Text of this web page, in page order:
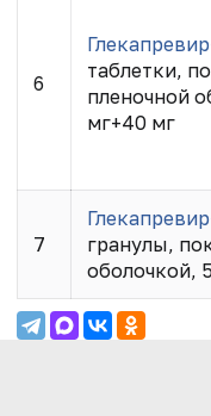
6
таблетки,
пленочной
мг+40 мг
7
гранулы,
оболочкой,